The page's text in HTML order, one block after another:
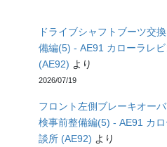
ドライブシャフトブーツ交換
備編(5) - AE91 カローラレ
(AE92) より
2026/07/19
フロント左側ブレーキオー
検事前整備編(5) - AE91 カ
談所 (AE92) より